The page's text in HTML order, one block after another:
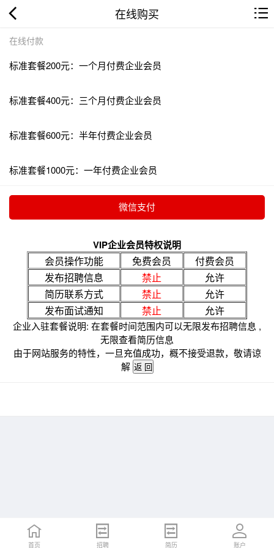
在线购买
在线付款
标准套餐200元：一个月付费企业会员
标准套餐400元：三个月付费企业会员
标准套餐600元：半年付费企业会员
标准套餐1000元：一年付费企业会员
VIP企业会员特权说明
会员操作功能 免费会员
付费会员
发布招聘信息
禁止
允许
简历联系方式
禁止
允许
发布面试通知
禁止 允许
企业入驻套餐说明: 在套餐时间范围内可以无限发布招聘信息 ,
无限查看简历信息
由于网站服务的特性，一旦充值成功，概不接受退款，敬请谅
解
首页 招聘 简历 账户